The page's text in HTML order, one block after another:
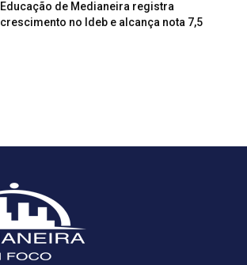
Educação de Medianeira registra
crescimento no Ideb e alcança nota 7,5